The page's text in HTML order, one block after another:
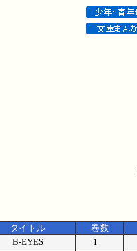
タイトル 巻数
B-EYES 1